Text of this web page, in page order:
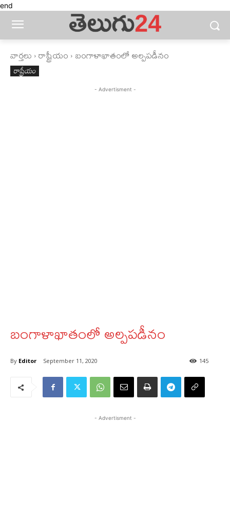
end
వార్తలు రాష్ట్రీయం బంగాళాఖాతంలో అల్పపడీనం
రాష్ట్రీయం
- Advertisment -
బంగాళాఖాతంలో అల్పపడీనం
By Editor September 11, 2020 145
- Advertisment -